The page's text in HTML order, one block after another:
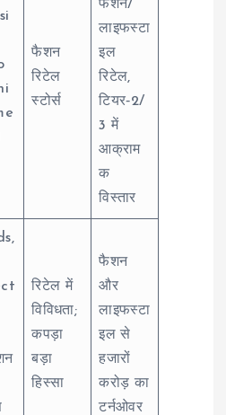
फैशन
रिटेल
स्टोर्स
फैशन/
लाइफस्टा
इल
रिटेल,
टियर‑2/
3 में
आक्राम
क
विस्तार
रिटेल में
विविधता;
कपड़ा
बड़ा
हिस्सा
फैशन
और
लाइफस्टा
इल से
हजारों
करोड़ का
टर्नओवर